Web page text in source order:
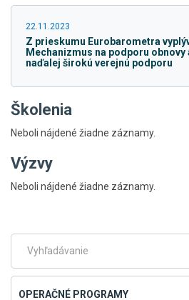
22.11.2023
Z prieskumu Eurobarometra
Mechanizmus na podporu
naďalej širokú verejnú podporu
Školenia
Neboli nájdené žiadne záznamy.
Výzvy
Neboli nájdené žiadne záznamy.
menu
Fulltextové
OPERAČNÉ PROGRAMY